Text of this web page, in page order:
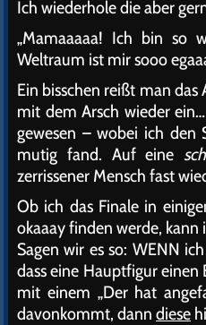
Ich wiederhole die aber
„Mamaaaaa! Ich bin so
Weltraum ist mir sooo
Ein bisschen reißt man
mit dem Arsch wieder
gewesen – wobei ich den
mutig fand. Auf eine
zerrissener Mensch fast
Ob ich das Finale in
okaaay finden werde, kann
Sagen wir es so: WENN
dass eine Hauptfigur
mit einem „Der hat
davonkommt, dann diese